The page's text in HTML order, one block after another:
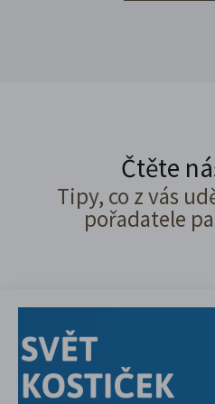
Čtěte
Tipy, co z vás
pořadatele